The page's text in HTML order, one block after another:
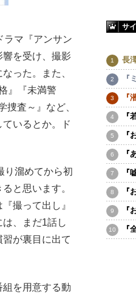
マ『アンサン
を受け、撮影
った。また、
』『未満警
査～』など、
いるとか。ド
り溜めてから初
と思います。
撮って出し』
、まだ1話し
が裏目に出て
を用意する動
サ
長
『
『
『
『
『
『
『
『
『